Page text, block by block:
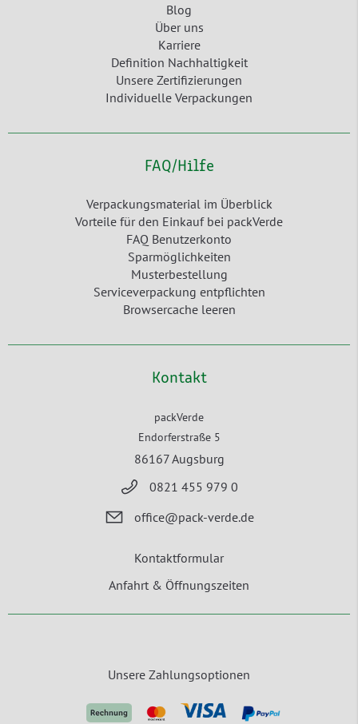
Blog
Über uns
Karriere
Definition Nachhaltigkeit
Unsere Zertifizierungen
Individuelle Verpackungen
FAQ/Hilfe
Verpackungsmaterial im Überblick
Vorteile für den Einkauf bei packVerde
FAQ Benutzerkonto
Sparmöglichkeiten
Musterbestellung
Serviceverpackung entpflichten
Browsercache leeren
Kontakt
packVerde
Endorferstraße 5
86167 Augsburg
0821 455 979 0
office@pack-verde.de
Kontaktformular
Anfahrt & Öffnungszeiten
Unsere Zahlungsoptionen